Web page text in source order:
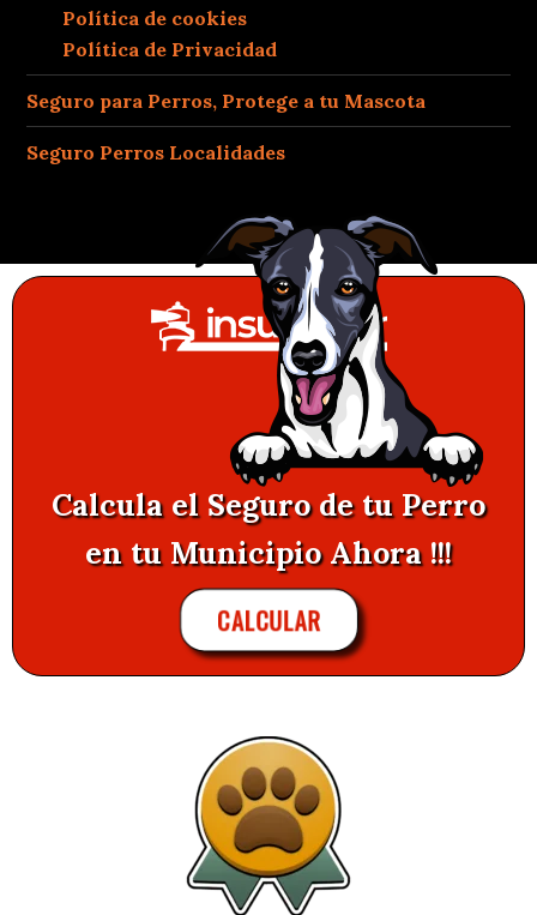
Política de cookies
Política de Privacidad
Seguro para Perros, Protege a tu Mascota
Seguro Perros Localidades
Calcula el Seguro de tu Perro
en tu Municipio Ahora !!!
CALCULAR